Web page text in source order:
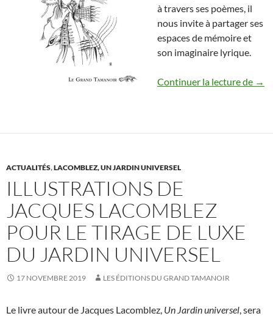
à travers ses poèmes, il
nous invite à partager ses
espaces de mémoire et
son imaginaire lyrique.
Continuer la lecture de Un
→
ACTUALITÉS,LACOMBLEZ, UN JARDIN UNIVERSEL
ILLUSTRATIONS DE
JACQUES LACOMBLEZ
POUR LE TIRAGE DE LUXE
DU JARDIN UNIVERSEL
17 NOVEMBRE 2019 LES ÉDITIONS DU GRAND TAMANOIR
Le livre autour de Jacques Lacomblez, Un Jardin universel, sera